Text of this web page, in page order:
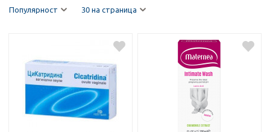
Популярност 30 на страница